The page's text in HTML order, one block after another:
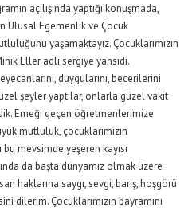
açılışında yaptığı konuşmada,
Ulusal Egemenlik ve Çocuk
yaşamaktayız. Çocuklarımızın
Eller adlı sergiye yansıdı.
duygularını, becerilerini
şeyler yaptılar, onlarla güzel vakit
Emeği geçen öğretmenlerimize
mutluluk, çocuklarımızın
mevsimde yeşeren kayısı
da başta dünyamız olmak üzere
haklarına saygı, sevgi, barış, hoşgörü
dilerim. Çocuklarımızın bayramını